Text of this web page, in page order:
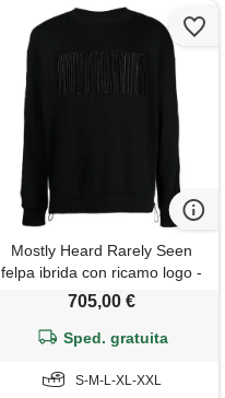
Mostly Heard Rarely Seen
felpa ibrida con ricamo logo -
nero
705,00 €
Sped. gratuita
S-M-L-XL-XXL